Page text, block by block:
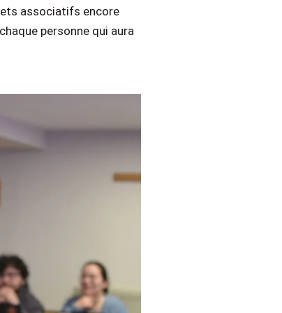
associatifs encore
personne qui aura